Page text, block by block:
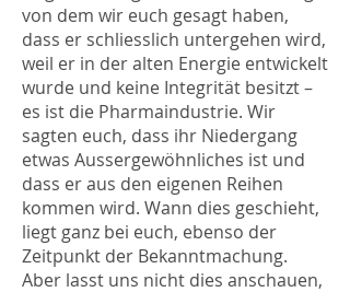
von dem wir euch gesagt haben,
dass er schliesslich untergehen wird,
weil er in der alten Energie entwickelt
wurde und keine Integrität besitzt –
es ist die Pharmaindustrie. Wir
sagten euch, dass ihr Niedergang
etwas Aussergewöhnliches ist und
dass er aus den eigenen Reihen
kommen wird. Wann dies geschieht,
liegt ganz bei euch, ebenso der
Zeitpunkt der Bekanntmachung.
Aber lasst uns nicht dies anschauen,